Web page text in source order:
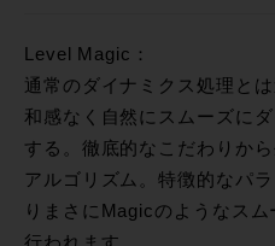
Level Magic：
通常のダイナミクス処理と
和感なく自然にスムーズに
する。徹底的なこだわりか
アルゴリズム。特徴的なパ
りまさにMagicのようなス